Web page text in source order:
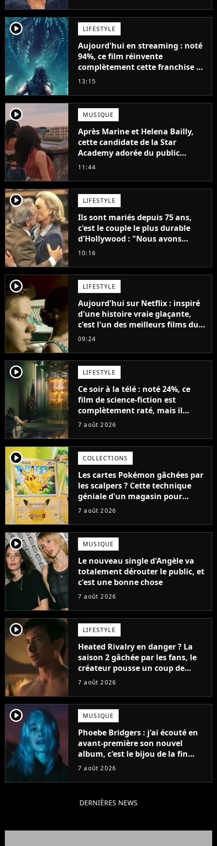
player2 LIFESTYLE
Aujourd'hui en streaming : noté
94%, ce film réinvente
complètement cette franchise de
science-fiction vieille de 40 ans
13:15
player2 MUSIQUE
Après Marine et Helena Bailly,
cette candidate de la Star
Academy adorée du public
annonce son premier album,
11:44
player2 LIFESTYLE
Ils sont mariés depuis 75 ans,
c'est le couple le plus durable
d'Hollywood : "Nous avons
avancé jour après jour, et les
décennies"
10:16
player2 LIFESTYLE
Aujourd'hui sur Netflix : inspiré
d'une histoire vraie glaçante,
c'est l'un des meilleurs films du
21ème siècle
09:24
player2 LIFESTYLE
Ce soir à la télé : noté 24%, ce
film de science-fiction est
complètement raté, mais il
aurait pu être encore pire à
7 août 2026
player2 COLLECTIONS
Les cartes Pokémon gâchées par
les scalpers ? Cette technique
géniale d'un magasin pour
ruiner les revendeurs
7 août 2026
player2 MUSIQUE
Le nouveau single d'Angèle va
totalement dérouter le public, et
c'est une bonne chose
7 août 2026
player2 LIFESTYLE
Heated Rivalry en danger ? La
saison 2 gâchée par les fans, le
créateur pousse un coup de
gueule
7 août 2026
player2 MUSIQUE
Phoebe Bridgers : j'ai écouté en
avant-première son nouvel
album, c'est le bijou de la fin
d'été
7 août 2026
DERNIÈRES NEWS